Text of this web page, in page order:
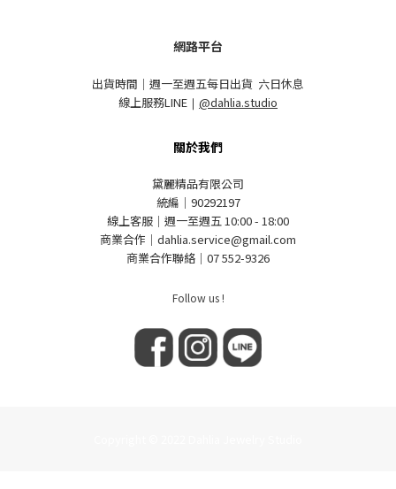
網路平台
出貨時間｜週一至週五每日出貨 六日休息
線上服務LINE ｜ @dahlia.studio
關於我們
黛麗精品有限公司
統編｜90292197
線上客服｜週一至週五 10:00 - 18:00
商業合作｜dahlia.service@gmail.com
商業合作聯絡｜07 552-9326
Follow us !